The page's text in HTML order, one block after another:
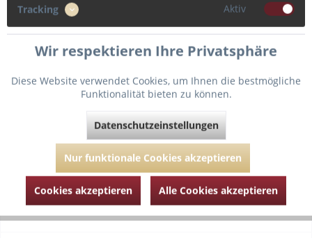
Artikel-Nr.: AUBOG86-schwarz-M
Tracking Aktiv
Wir respektieren Ihre Privatsphäre
Diese Website verwendet Cookies, um Ihnen die bestmögliche
Funktionalität bieten zu können.
Datenschutzeinstellungen
Nur funktionale Cookies akzeptieren
Cookies akzeptieren Alle Cookies akzeptieren